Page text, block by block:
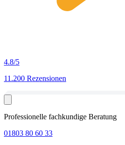
4.8/5
11.200 Rezensionen
Professionelle fachkundige Beratung
01803 80 60 33